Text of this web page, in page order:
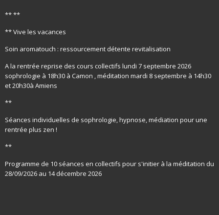
** **
** Vive les vacances
Soin aromatouch : ressourcement détente revitalisation
A la rentrée reprise des cours collectifs lundi 7 septembre 2026
sophrologie à 18h30 à Camon , méditation mardi 8 septembre à 14h30
et 20h30à Amiens
**
Séances individuelles de sophrologie, hypnose, médiation pour une
rentrée plus zen !
**
Programme de 10 séances en collectifs pour s'initier à la méditation du
28/09/2026 au 14 décembre 2026